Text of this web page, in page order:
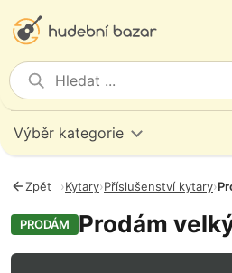
Výběr kategorie
Zpět ›Kytary›Příslušenství kytary›
PRODÁM Prodám
Fotografie